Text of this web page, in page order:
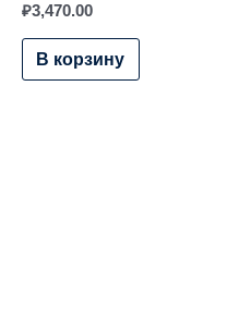
₽3,470.00
В корзину